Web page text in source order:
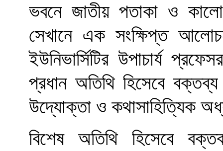
ভবনে জাতীয় পতাকা ও
সেখানে এক সংক্ষিপ্ত
ইউনিভার্সিটির উপাচার্য
প্রধান অতিথি হিসেবে বক্তব্য
উদ্যোক্তা ও কথাসাহিত্যিক
বিশেষ অতিথি হিসেবে